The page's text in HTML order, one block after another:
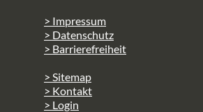
> Impressum
> Datenschutz
> Barrierefreiheit
> Sitemap
> Kontakt
> Login